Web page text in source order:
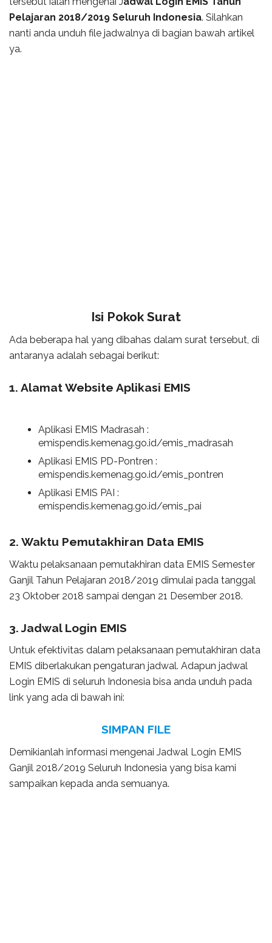
Pelajaran 2018/2019 Seluruh Indonesia. Silahkan
nanti anda unduh file jadwalnya di bagian bawah artikel
ya.
Isi Pokok Surat
Ada beberapa hal yang dibahas dalam surat tersebut, di
antaranya adalah sebagai berikut:
1. Alamat Website Aplikasi EMIS
Aplikasi EMIS Madrasah :
emispendis.kemenag.go.id/emis_madrasah
Aplikasi EMIS PD-Pontren :
emispendis.kemenag.go.id/emis_pontren
Aplikasi EMIS PAI :
emispendis.kemenag.go.id/emis_pai
2. Waktu Pemutakhiran Data EMIS
Waktu pelaksanaan pemutakhiran data EMIS Semester
Ganjil Tahun Pelajaran 2018/2019 dimulai pada tanggal
23 Oktober 2018 sampai dengan 21 Desember 2018.
3. Jadwal Login EMIS
Untuk efektivitas dalam pelaksanaan pemutakhiran data
EMIS diberlakukan pengaturan jadwal. Adapun jadwal
Login EMIS di seluruh Indonesia bisa anda unduh pada
link yang ada di bawah ini:
SIMPAN FILE
Demikianlah informasi mengenai Jadwal Login EMIS
Ganjil 2018/2019 Seluruh Indonesia yang bisa kami
sampaikan kepada anda semuanya.